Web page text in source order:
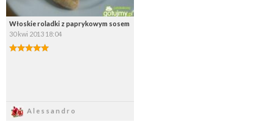
Włoskie roladki z paprykowym sosem
30 kwi 2013 18:04
Alessandro